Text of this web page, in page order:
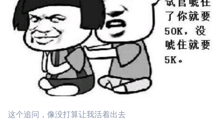
这个追问，像没打算让我活着出去